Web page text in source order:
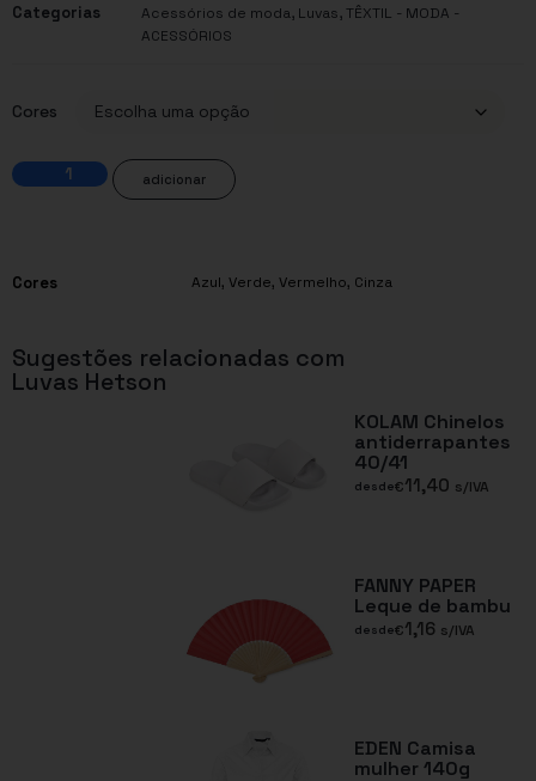
Categorias
Acessórios de moda, Luvas,TÊXTIL - MODA -
ACESSÓRIOS
Cores
adicionar
Cores Azul, Verde, Vermelho, Cinza
Sugestões relacionadas com
Luvas Hetson
KOLAM Chinelos
antiderrapantes
40/41
desde€11,40 s/IVA
FANNY PAPER
Leque de bambu
desde€1,16 s/IVA
EDEN Camisa
mulher 140g